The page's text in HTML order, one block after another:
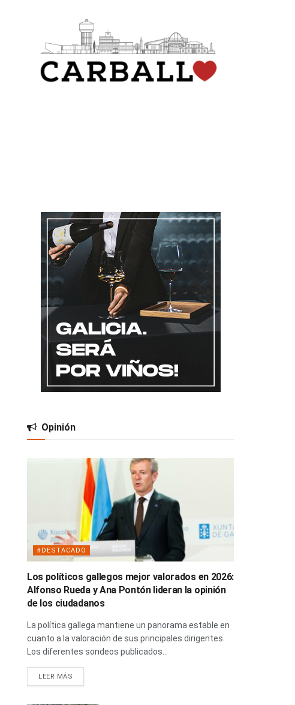
Opinión
#DESTACADO
Los políticos gallegos mejor valorados en 2026:
Alfonso Rueda y Ana Pontón lideran la opinión
de los ciudadanos
La política gallega mantiene un panorama estable en
cuanto a la valoración de sus principales dirigentes.
Los diferentes sondeos publicados...
LEER MÁS